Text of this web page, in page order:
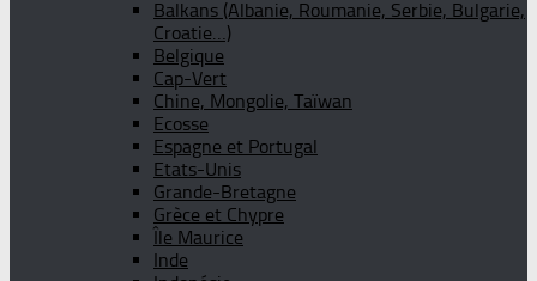
Balkans (Albanie, Roumanie, Serbie, Bulgarie,
Croatie…)
Belgique
Cap-Vert
Chine, Mongolie, Taïwan
Ecosse
Espagne et Portugal
Etats-Unis
Grande-Bretagne
Grèce et Chypre
Île Maurice
Inde